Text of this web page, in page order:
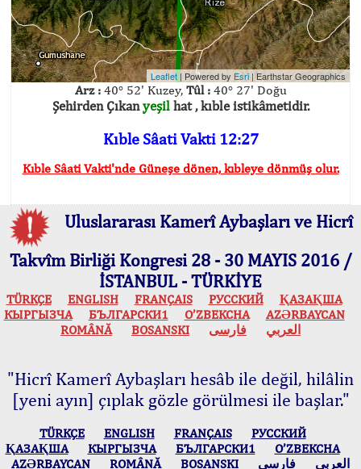
Leaflet | Powered by Esri |Earthstar Geographics
Arz :40° 52' Kuzey, Tûl :40° 27' Doğu
Şehirden Çıkanyeşilhat , kıble istikâmetidir.
Kıble Sâati Vakti 12:27
Kıble Sâati Vakti'nde Güneşe dönen, kıbleye dönmüş olur.
Uluslararası Kamerî Aybaşları ve Hicrî
Takvîm Birliği Kongresi 28 - 30 MAYIS 2016 /
İSTANBUL - TÜRKİYE
TÜRKÇE ENGLISH FRANÇAIS РУССКИЙ
ҚАЗАҚША
КЫPГЫЗЧA
БЪЛГАРСКИ1 O’ZBEKCHA
AZӘRBAYCAN
ROMÂNĂ
BOSANSKI العربي فارسی
"Hicrî Kamerî Aybaşları hesâb ile değil, hilâlin
[yeni ayın] çıplak gözle görülmesi ile başlar."
TÜRKÇE ENGLISH FRANÇAIS
РУССКИЙ
ҚАЗАҚША
КЫPГЫЗЧA БЪЛГАРСКИ1
O’ZBEKCHA
AZӘRBAYCAN
ROMÂNĂ BOSANSKI العربي فارسی